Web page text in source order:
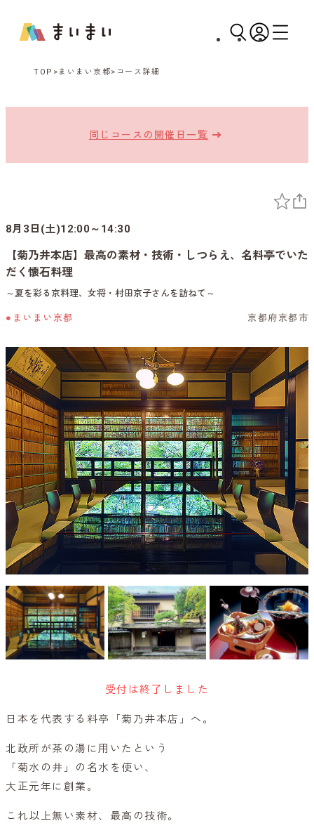
TOP まいまい京都 コース詳細
同じコースの開催日一覧
8月3日(土)12:00～14:30
【菊乃井本店】最高の素材・技術・しつらえ、名料亭でいた
だく懐石料理
～夏を彩る京料理、女将・村田京子さんを訪ねて～
●まいまい京都 京都府京都市
受付は終了しました
日本を代表する料亭「菊乃井本店」へ。
北政所が茶の湯に用いたという
「菊水の井」の名水を使い、
大正元年に創業。
これ以上無い素材、最高の技術。